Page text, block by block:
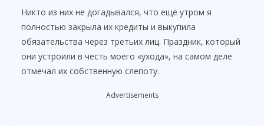
Никто из них не догадывался, что ещё утром я
полностью закрыла их кредиты и выкупила
обязательства через третьих лиц. Праздник, который
они устроили в честь моего «ухода», на самом деле
отмечал их собственную слепоту.
Advertisements